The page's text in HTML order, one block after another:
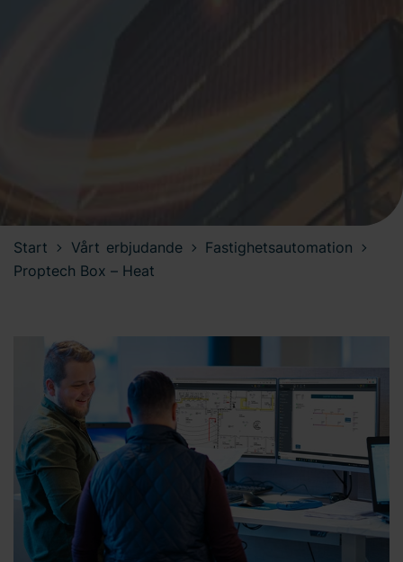
Start Vårt erbjudande
Fastighetsautomation
Proptech Box – Heat